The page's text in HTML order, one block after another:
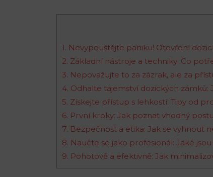
1. Nevypouštějte paniku! Otevření
2. Základní nástroje a techniky: Co
3. Nepovažujte to za zázrak, ale za
4. Odhalte tajemství dozických zámků:
5. Získejte přístup s lehkostí: Tipy od
6. První kroky: Jak poznat vhodný
7. Bezpečnost a etika: Jak se vyhnout
8. Naučte se jako profesionál: Jaké
9. Pohotově a efektivně: Jak